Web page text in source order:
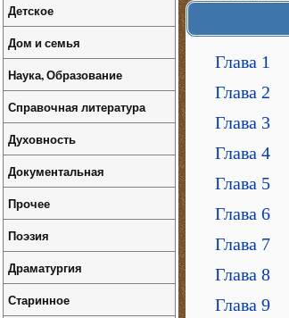
Глава 1
Глава 2
Глава 3
Глава 4
Глава 5
Глава 6
Глава 7
Глава 8
Глава 9
Детское
Дом и семья
Наука, Образование
Справочная литература
Духовность
Документальная
Прочее
Поэзия
Драматургия
Старинное